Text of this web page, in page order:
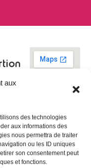
aux
des technologies
aux informations des
nous permettra de traiter
ou les ID uniques
son consentement peut
et fonctions.
03 78